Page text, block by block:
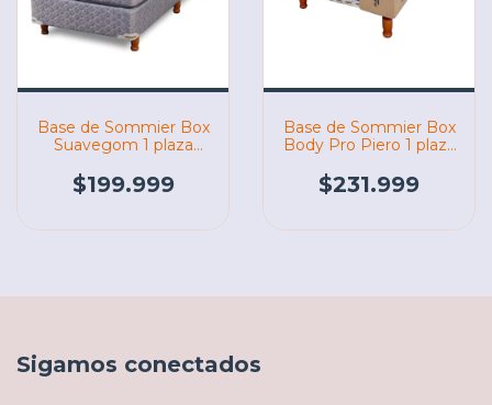
Base de Sommier Box
Suavegom 1 plaza
$199.999
Base de Sommier Box
Body Pro Piero 1 plaza
$231.999
Sigamos conectados